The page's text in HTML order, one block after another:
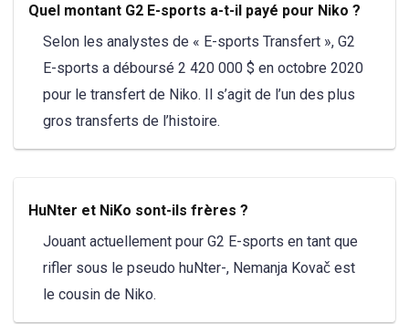
Quel montant G2 E-sports a-t-il payé pour Niko ?
Selon les analystes de « E-sports Transfert », G2
E-sports a déboursé 2 420 000 $ en octobre 2020
pour le transfert de Niko. Il s’agit de l’un des plus
gros transferts de l’histoire.
HuNter et NiKo sont-ils frères ?
Jouant actuellement pour G2 E-sports en tant que
rifler sous le pseudo huNter-, Nemanja Kovač est
le cousin de Niko.